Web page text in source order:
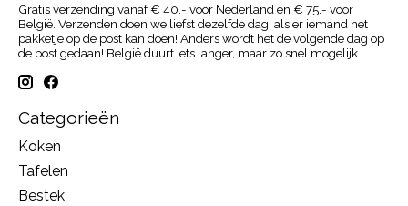
Gratis verzending vanaf € 40.- voor Nederland en € 75.- voor
België. Verzenden doen we liefst dezelfde dag, als er iemand het
pakketje op de post kan doen! Anders wordt het de volgende dag op
de post gedaan! België duurt iets langer, maar zo snel mogelijk
Categorieën
Koken
Tafelen
Bestek